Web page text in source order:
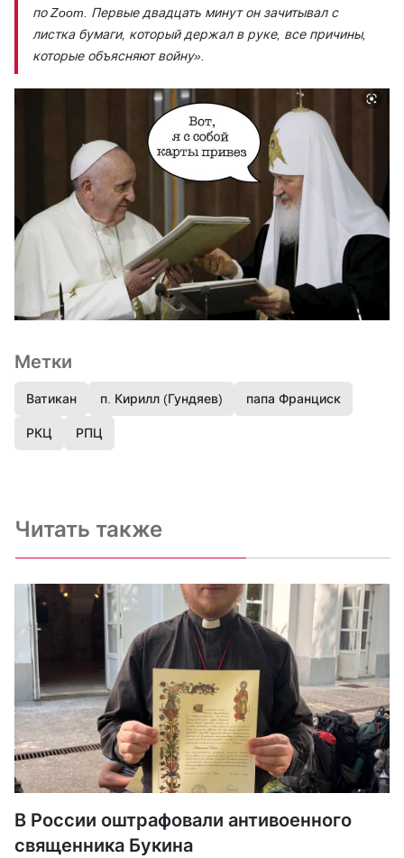
по Zoom. Первые двадцать минут он зачитывал с
листка бумаги, который держал в руке, все причины,
которые объясняют войну».
Метки
Ватикан п. Кирилл (Гундяев) папа Франциск
РКЦ РПЦ
Читать также
В России оштрафовали антивоенного
священника Букина